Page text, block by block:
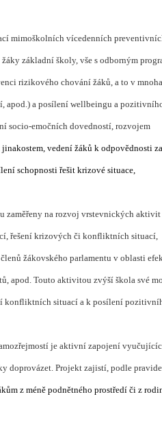
mimoškolních vícedenních
základní školy, vše s odborným
rizikového chování žáků, a to v mnoha
apod.) a posílení wellbeingu a
socio-emočních dovedností, rozvojem
vedení žáků k odpovědnosti za
schopnosti řešit krizové situace,
zaměřeny na rozvoj vrstevnických aktivit
řešení krizových či konfliktních situací,
žákovského parlamentu v oblasti
apod. Touto aktivitou zvýší škola své
konfliktních situací a k posílení
je aktivní zapojení
doprovázet. Projekt zajistí, podle
z méně podnětného prostředí či z